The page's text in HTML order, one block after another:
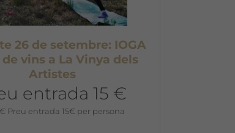
26 de setembre: IOGA
vins a La Vinya dels
Artistes
entrada 15 €
€ Preu entrada 15€ per persona